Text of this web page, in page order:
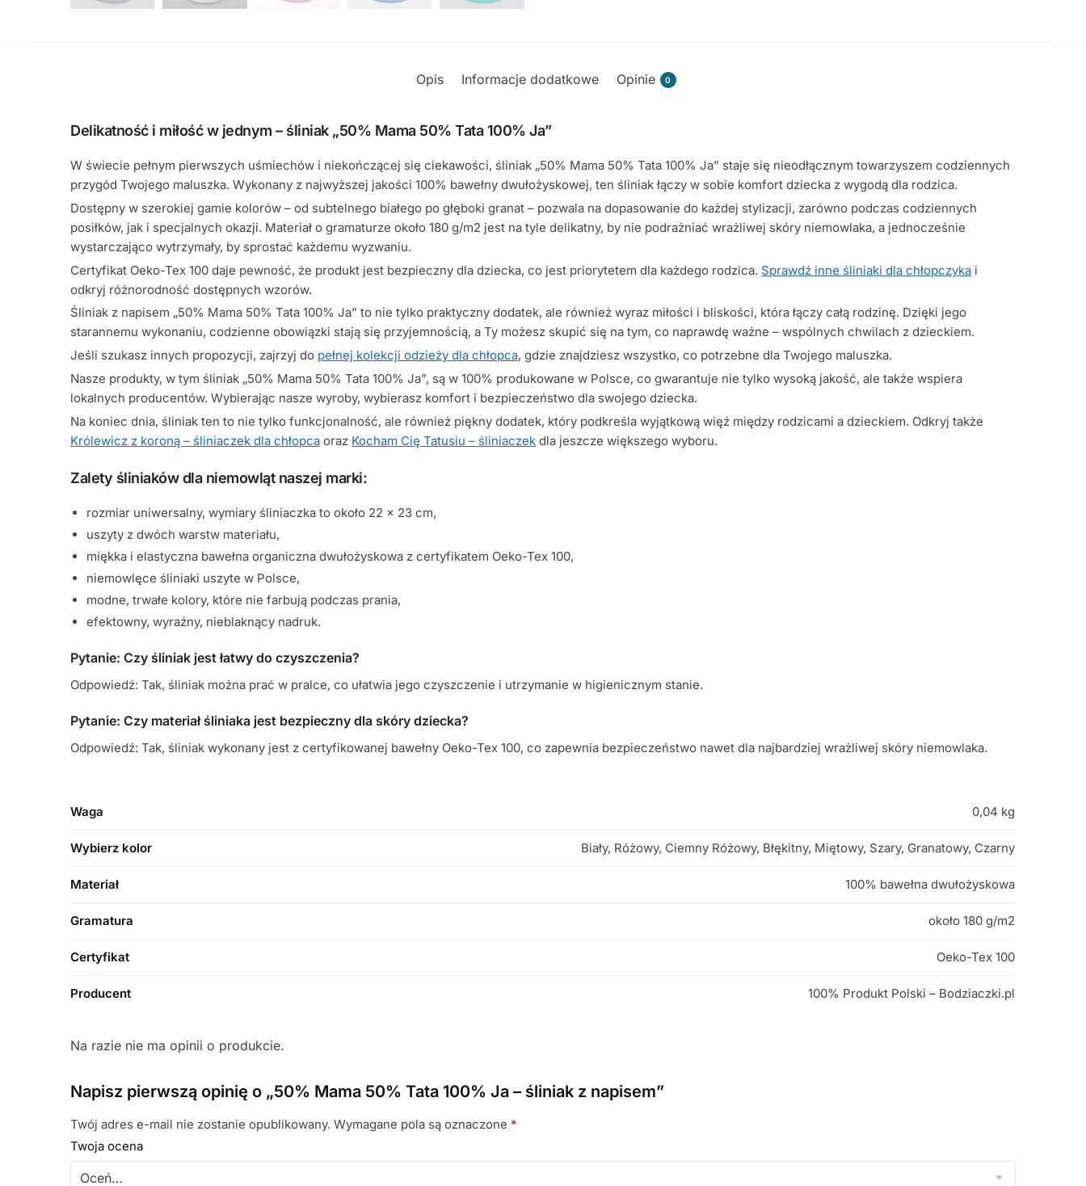
Opis Informacje dodatkowe Opinie 0
Delikatność i miłość w jednym – śliniak „50% Mama 50% Tata 100% Ja”
W świecie pełnym pierwszych uśmiechów i niekończącej się ciekawości, śliniak „50% Mama 50% Tata 100% Ja” staje się nieodłącznym towarzyszem codziennych
przygód Twojego maluszka. Wykonany z najwyższej jakości 100% bawełny dwułożyskowej, ten śliniak łączy w sobie komfort dziecka z wygodą dla rodzica.
Dostępny w szerokiej gamie kolorów – od subtelnego białego po głęboki granat – pozwala na dopasowanie do każdej stylizacji, zarówno podczas codziennych
posiłków, jak i specjalnych okazji. Materiał o gramaturze około 180 g/m2 jest na tyle delikatny, by nie podrażniać wrażliwej skóry niemowlaka, a jednocześnie
wystarczająco wytrzymały, by sprostać każdemu wyzwaniu.
Certyfikat Oeko-Tex 100 daje pewność, że produkt jest bezpieczny dla dziecka, co jest priorytetem dla każdego rodzica. Sprawdź inne śliniaki dla chłopczyka i
odkryj różnorodność dostępnych wzorów.
Śliniak z napisem „50% Mama 50% Tata 100% Ja” to nie tylko praktyczny dodatek, ale również wyraz miłości i bliskości, która łączy całą rodzinę. Dzięki jego
starannemu wykonaniu, codzienne obowiązki stają się przyjemnością, a Ty możesz skupić się na tym, co naprawdę ważne – wspólnych chwilach z dzieckiem.
Jeśli szukasz innych propozycji, zajrzyj do pełnej kolekcji odzieży dla chłopca, gdzie znajdziesz wszystko, co potrzebne dla Twojego maluszka.
Nasze produkty, w tym śliniak „50% Mama 50% Tata 100% Ja”, są w 100% produkowane w Polsce, co gwarantuje nie tylko wysoką jakość, ale także wspiera
lokalnych producentów. Wybierając nasze wyroby, wybierasz komfort i bezpieczeństwo dla swojego dziecka.
Na koniec dnia, śliniak ten to nie tylko funkcjonalność, ale również piękny dodatek, który podkreśla wyjątkową więź między rodzicami a dzieckiem. Odkryj także
Królewicz z koroną – śliniaczek dla chłopca oraz Kocham Cię Tatusiu – śliniaczek dla jeszcze większego wyboru.
Zalety śliniaków dla niemowląt naszej marki:
rozmiar uniwersalny, wymiary śliniaczka to około 22 x 23 cm,
uszyty z dwóch warstw materiału,
miękka i elastyczna bawełna organiczna dwułożyskowa z certyfikatem Oeko-Tex 100,
niemowlęce śliniaki uszyte w Polsce,
modne, trwałe kolory, które nie farbują podczas prania,
efektowny, wyraźny, nieblaknący nadruk.
Pytanie: Czy śliniak jest łatwy do czyszczenia?
Odpowiedź: Tak, śliniak można prać w pralce, co ułatwia jego czyszczenie i utrzymanie w higienicznym stanie.
Pytanie: Czy materiał śliniaka jest bezpieczny dla skóry dziecka?
Odpowiedź: Tak, śliniak wykonany jest z certyfikowanej bawełny Oeko-Tex 100, co zapewnia bezpieczeństwo nawet dla najbardziej wrażliwej skóry niemowlaka.
Waga 0,04 kg
Wybierz kolor Biały, Różowy, Ciemny Różowy, Błękitny, Miętowy, Szary, Granatowy, Czarny
Materiał 100% bawełna dwułożyskowa
Gramatura około 180 g/m2
Certyfikat Oeko-Tex 100
Producent 100% Produkt Polski – Bodziaczki.pl
Na razie nie ma opinii o produkcie.
Napisz pierwszą opinię o „50% Mama 50% Tata 100% Ja – śliniak z napisem”
Twój adres e-mail nie zostanie opublikowany. Wymagane pola są oznaczone *
Twoja ocena